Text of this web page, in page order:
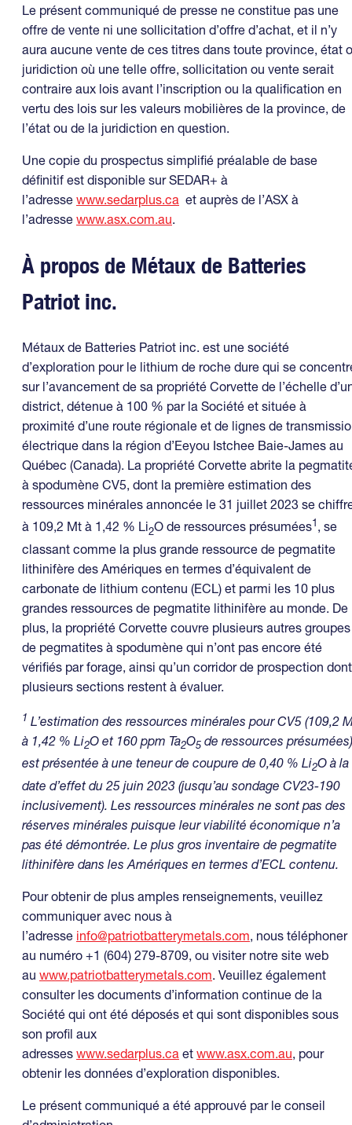
Le présent communiqué de presse ne constitue pas une
offre de vente ni une sollicitation d’offre d’achat, et il n’y
aura aucune vente de ces titres dans toute province, état
juridiction où une telle offre, sollicitation ou vente serait
contraire aux lois avant l’inscription ou la qualification en
vertu des lois sur les valeurs mobilières de la province, de
l’état ou de la juridiction en question.
Une copie du prospectus simplifié préalable de base
définitif est disponible sur SEDAR+ à
l’adresse www.sedarplus.ca et auprès de l’ASX à
l’adresse www.asx.com.au.
À propos de Métaux de Batteries
Patriot inc.
Métaux de Batteries Patriot inc. est une société
d’exploration pour le lithium de roche dure qui se
sur l’avancement de sa propriété Corvette de l’échelle
district, détenue à 100 % par la Société et située à
proximité d’une route régionale et de lignes de
électrique dans la région d’Eeyou Istchee Baie-James au
Québec (Canada). La propriété Corvette abrite la
à spodumène CV5, dont la première estimation des
ressources minérales annoncée le 31 juillet 2023 se
à 109,2 Mt à 1,42 % Li2O de ressources présumées1, se
classant comme la plus grande ressource de pegmatite
lithinifère des Amériques en termes d’équivalent de
carbonate de lithium contenu (ECL) et parmi les 10 plus
grandes ressources de pegmatite lithinifère au monde. De
plus, la propriété Corvette couvre plusieurs autres groupes
de pegmatites à spodumène qui n’ont pas encore été
vérifiés par forage, ainsi qu’un corridor de prospection dont
plusieurs sections restent à évaluer.
1 L’estimation des ressources minérales pour CV5 (109,2
à 1,42 % Li2O et 160 ppm Ta2O5 de ressources présumées)
est présentée à une teneur de coupure de 0,40 % Li2O à la
date d’effet du 25 juin 2023 (jusqu’au sondage CV23-190
inclusivement). Les ressources minérales ne sont pas des
réserves minérales puisque leur viabilité économique n’a
pas été démontrée. Le plus gros inventaire de pegmatite
lithinifère dans les Amériques en termes d’ECL contenu.
Pour obtenir de plus amples renseignements, veuillez
communiquer avec nous à
l’adresse info@patriotbatterymetals.com, nous téléphoner
au numéro +1 (604) 279-8709, ou visiter notre site web
au www.patriotbatterymetals.com. Veuillez également
consulter les documents d’information continue de la
Société qui ont été déposés et qui sont disponibles sous
son profil aux
adresses www.sedarplus.ca et www.asx.com.au, pour
obtenir les données d’exploration disponibles.
Le présent communiqué a été approuvé par le conseil